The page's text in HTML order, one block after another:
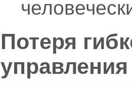
Потеря